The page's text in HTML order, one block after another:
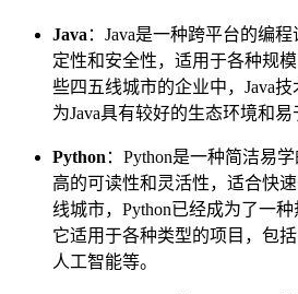
Java ：Java是一种跨平台的编
定性和安全性，适用于各种规
些四五线城市的企业中，Java
为Java具有较好的生态环境和易
Python ：Python是一种简洁易
高的可读性和灵活性，适合快
线城市，Python已经成为了一
它适用于各种类型的项目，包
人工智能等。